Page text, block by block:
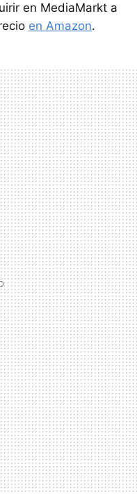
en MediaMarkt a
en Amazon.